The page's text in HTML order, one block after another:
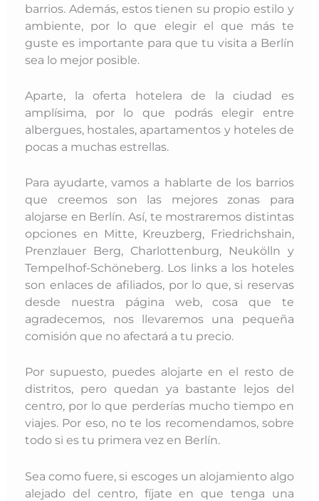
barrios. Además, estos tienen su propio estilo y
ambiente, por lo que elegir el que más te
guste es importante para que tu visita a Berlín
sea lo mejor posible.
Aparte, la oferta hotelera de la ciudad es
amplísima, por lo que podrás elegir entre
albergues, hostales, apartamentos y hoteles de
pocas a muchas estrellas.
Para ayudarte, vamos a hablarte de los barrios
que creemos son las mejores zonas para
alojarse en Berlín. Así, te mostraremos distintas
opciones en Mitte, Kreuzberg, Friedrichshain,
Prenzlauer Berg, Charlottenburg, Neukölln y
Tempelhof-Schöneberg. Los links a los hoteles
son enlaces de afiliados, por lo que, si reservas
desde nuestra página web, cosa que te
agradecemos, nos llevaremos una pequeña
comisión que no afectará a tu precio.
Por supuesto, puedes alojarte en el resto de
distritos, pero quedan ya bastante lejos del
centro, por lo que perderías mucho tiempo en
viajes. Por eso, no te los recomendamos, sobre
todo si es tu primera vez en Berlín.
Sea como fuere, si escoges un alojamiento algo
alejado del centro, fíjate en que tenga una